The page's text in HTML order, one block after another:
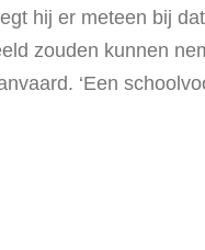
hij er meteen bij
zouden kunnen
‘Een